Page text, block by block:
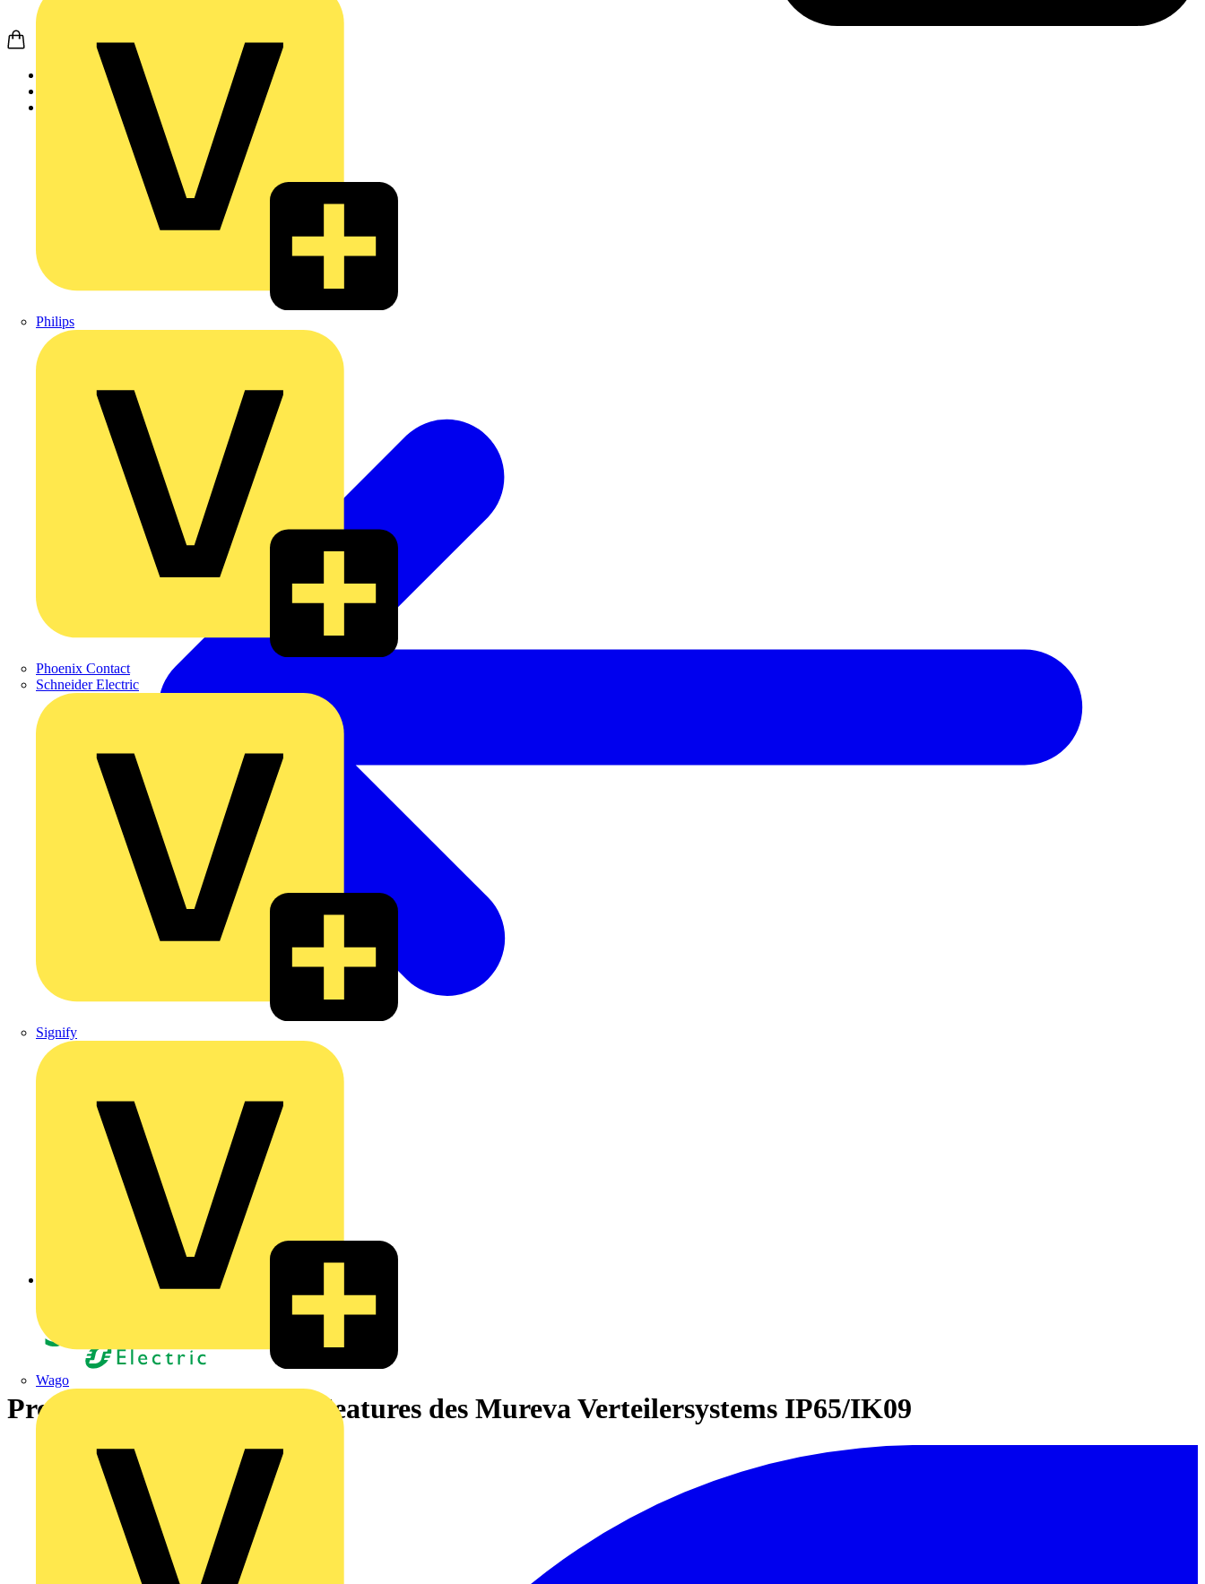
Philips
Phoenix Contact
Schneider Electric
Signify
Wago
Nachrichten
Profitiere von den neuen Features des Mureva Verteilersystems IP65/IK09